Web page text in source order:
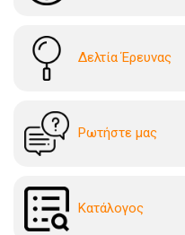
Δελτία Έρευνας
Ρωτήστε μας
Kατάλογoς